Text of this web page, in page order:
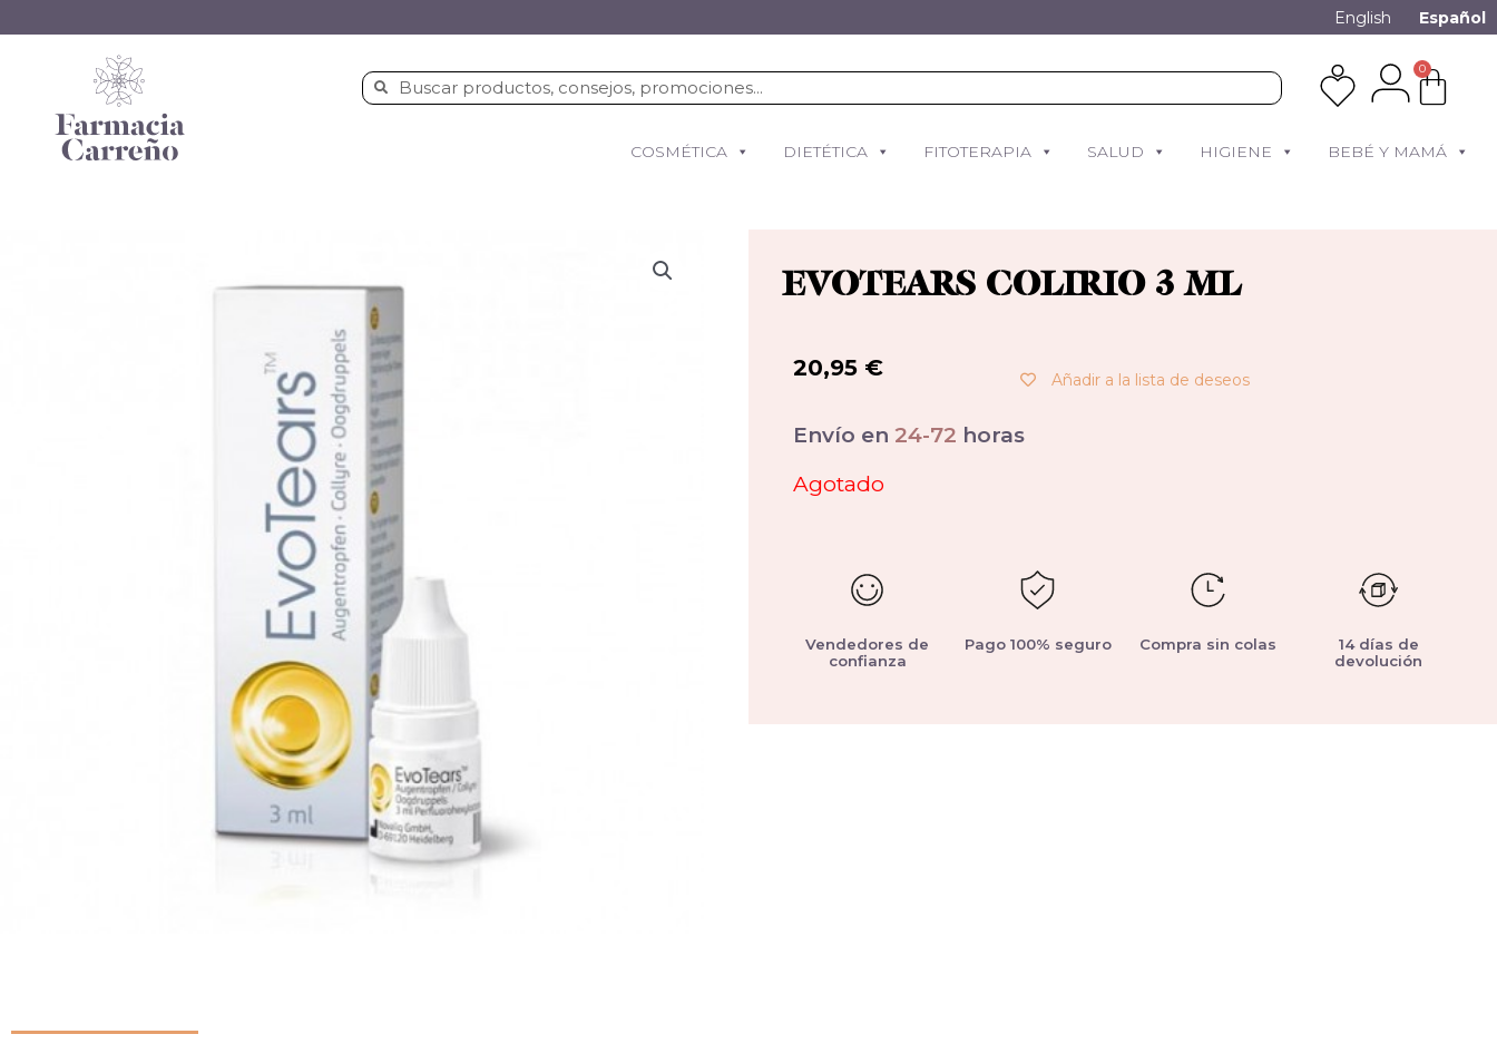
English Español
0
COSMÉTICA DIETÉTICA FITOTERAPIA SALUD HIGIENE BEBÉ Y MAMÁ
EVOTEARS COLIRIO 3 ML
20,95 € Añadir a la lista de deseos
Envío en 24-72 horas
Agotado
Vendedores de
confianza
Pago 100% seguro Compra sin colas
14 días de
devolución